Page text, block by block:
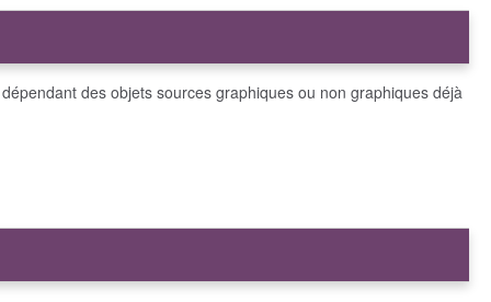
des objets sources graphiques ou non graphiques déjà